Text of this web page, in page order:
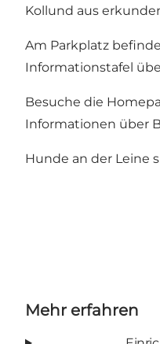
Kollund aus
Am Parkplatz
Informationstafel
Besuche die
Informationen über
Hunde an der Leine
Mehr erfahren